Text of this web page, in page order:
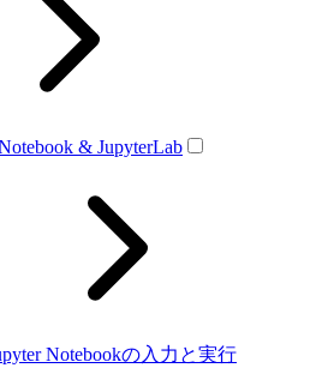
& JupyterLab
Notebookの入力と実行